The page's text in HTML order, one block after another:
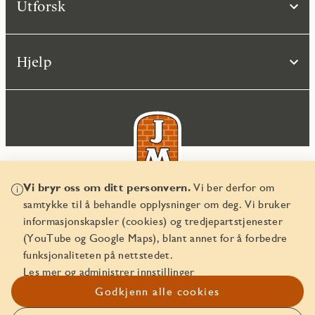
Vi bryr oss om ditt personvern.Vi ber derfor om
samtykke til å behandle opplysninger om deg. Vi bruker
informasjonskapsler (cookies) og tredjepartstjenester
(YouTube og Google Maps), blant annet for å forbedre
funksjonaliteten på nettstedet.
Les mer og administrer innstillinger
Godkjenn alle cookies
Utforsk
Hjelp
© JM Norge AS 2026
Organisasjonsnummer 829 350 122